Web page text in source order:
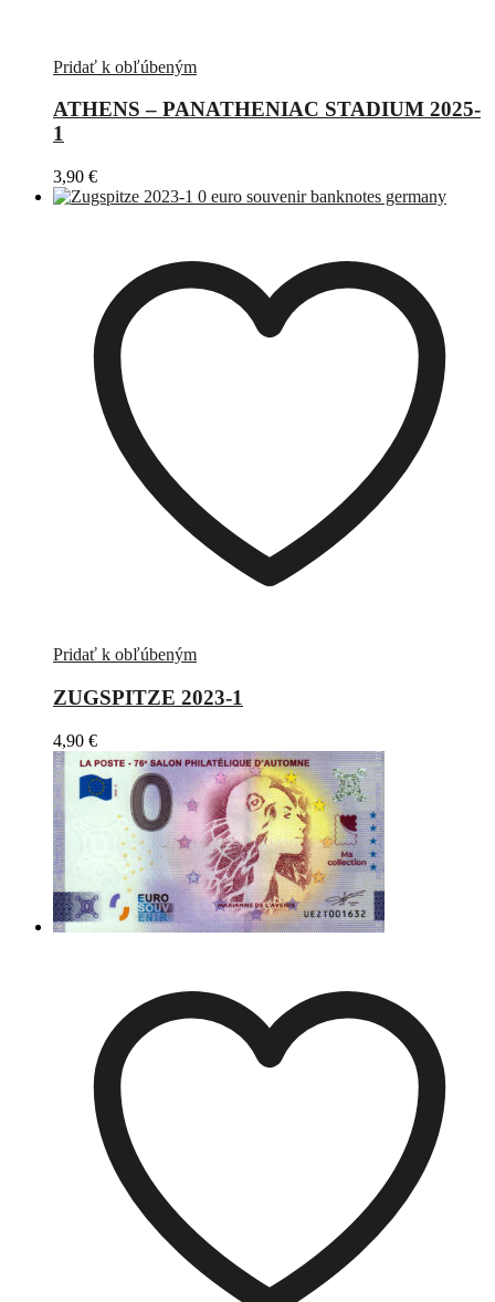
Pridať k obľúbeným
ATHENS – PANATHENIAC STADIUM 2025-
1
3,90 €
Pridať k obľúbeným
ZUGSPITZE 2023-1
4,90 €